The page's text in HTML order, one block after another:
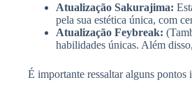
Atualização Sakurajima:
pela sua estética única, com
Atualização Feybreak:
habilidades únicas. Além
É importante ressaltar alguns pontos